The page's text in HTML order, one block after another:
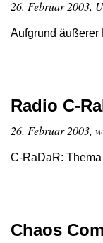
26. Februar 2003,
Aufgrund äußerer
Radio C-
26. Februar 2003,
C-RaDaR:
Chaos